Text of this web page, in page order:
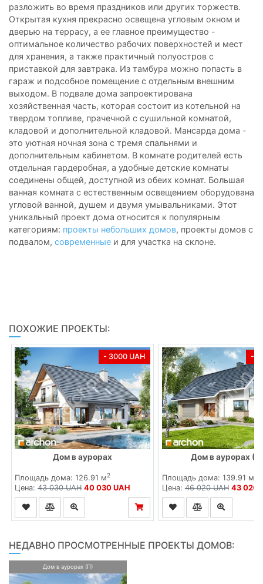
разложить во время праздников или других торжеств.
Открытая кухня прекрасно освещена угловым окном и
дверью на террасу, а ее главное преимущество -
оптимальное количество рабочих поверхностей и мест
для хранения, а также практичный полуостров с
приставкой для завтрака. Из тамбура можно попасть в
гараж и подсобное помещение с отдельным внешним
выходом. В подвале дома запроектирована
хозяйственная часть, которая состоит из котельной на
твердом топливе, прачечной с сушильной комнатой,
кладовой и дополнительной кладовой. Мансарда дома -
это уютная ночная зона с тремя спальнями и
дополнительным кабинетом. В комнате родителей есть
отдельная гардеробная, а удобные детские комнаты
соединены общей, доступной из обеих комнат. Большая
ванная комната с естественным освещением оборудована
угловой ванной, душем и двумя умывальниками. Этот
уникальный проект дома относится к популярным
категориям: проекты небольших домов, проекты домов с
подвалом, современные и для участка на склоне.
ПОХОЖИЕ ПРОЕКТЫ:
- 3000 UAH
Дом в аурорах
Площадь дома: 126.91 м2
Цена: 43 030 UAH 40 030 UAH
-
Дом в аурорах
Площадь дома: 139.91 м
Цена:46 020 UAH 43 020
НЕДАВНО ПРОСМОТРЕННЫЕ ПРОЕКТЫ ДОМОВ:
Дом в аурорах (П)